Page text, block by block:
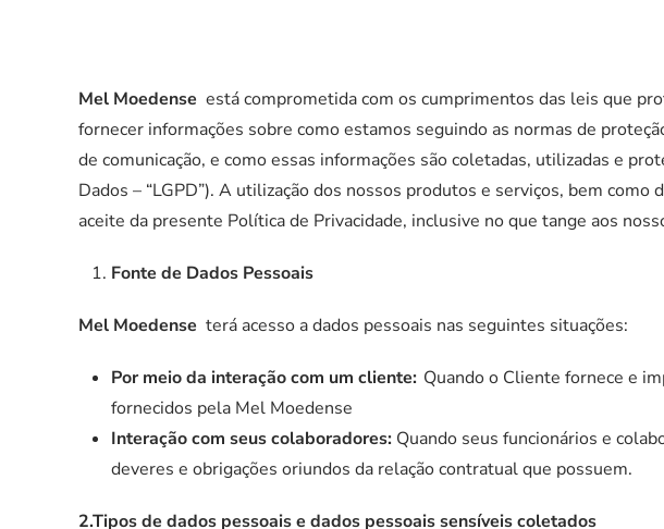
Mel Moedense está comprometida com os cumprimentos das leis que
fornecer informações sobre como estamos seguindo as normas de
de comunicação, e como essas informações são coletadas, utilizadas e
Dados – “LGPD”). A utilização dos nossos produtos e serviços, bem como
aceite da presente Política de Privacidade, inclusive no que tange aos
Fonte de Dados Pessoais
Mel Moedense terá acesso a dados pessoais nas seguintes situações:
Por meio da interação com um cliente: Quando o Cliente fornece e
fornecidos pela Mel Moedense
Interação com seus colaboradores: Quando seus funcionários e
deveres e obrigações oriundos da relação contratual que possuem.
2.Tipos de dados pessoais e dados pessoais sensíveis coletados